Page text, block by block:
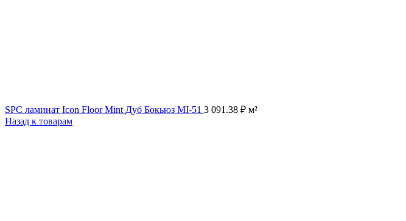
SPC ламинат Icon Floor Mint Дуб Бокьюз MI-51 3 091.38 ₽ м²
Назад к товарам